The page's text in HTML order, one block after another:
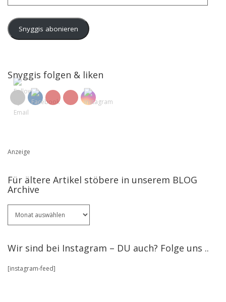
Snyggis abonieren
Snyggis folgen & liken
Anzeige
Für ältere Artikel stöbere in unserem BLOG
Archive
ältere
in
BLOG
Wir sind bei Instagram – DU auch? Folge uns ..
[instagram-feed]